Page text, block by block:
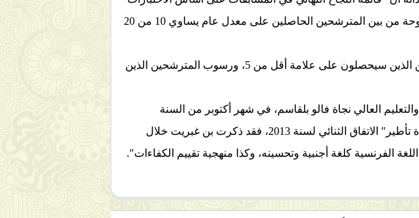
والامتحانات والفحوص المهنية، حسب درجة الاستحقاق، في حدود المناصب المالية المفتوحة من بين المترشحين الحاصلين على معدل عام يساوي 10 من 20
بما أن اللغة الفرنسية ستكون مصيرية في الاختبار، وأنها قد تتسبب في إقصاء المترشحين الذين سيحصلون على علامة أقل من 5، ورسوب المترشحين الذين
العالي نجاة فالو بلقاسم، في شهر أكتوبر من السنة
المنصرمة، ودرسا معا شكل التعاون الجزائري - الفرنسي في مجال التربية، لاسيما "إعادة تأطير" الاتفاق الثنائي لسنة 2013، فقد ذكرت بن غبريت خلال
الفرنسية كلغة أجنبية وتحسينه، وكذا منهجية تقييم الكفاءات".